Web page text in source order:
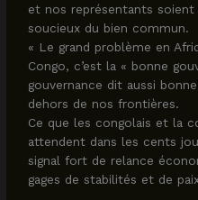
et nos représentants soient
soucieux du bien commun.
« Le grand problème en
Congo, c’est la « bonne
gouvernance dit aussi
dehors de nos frontières.
Ce que les congolais et la
attendent dans les cents
signal fort de relance
gages de stabilités et de